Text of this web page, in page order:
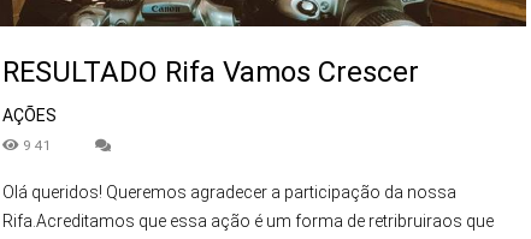
RESULTADO Rifa Vamos Crescer
AÇÕES
941
Olá queridos! Queremos agradecer a participação da nossa
Rifa.Acreditamos que essa ação é um forma de retribruiraos que